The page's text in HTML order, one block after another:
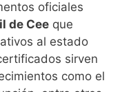
oficiales
de Cee que
al estado
sirven
como el